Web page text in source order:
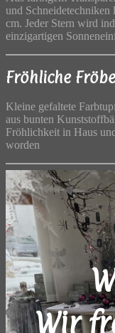
und Schneidetechniken
cm. Jeder Stern wird
einzigartigen
Fröhliche
Kleine gefaltete
aus bunten
Fröhlichkeit in Haus
worden
Wir